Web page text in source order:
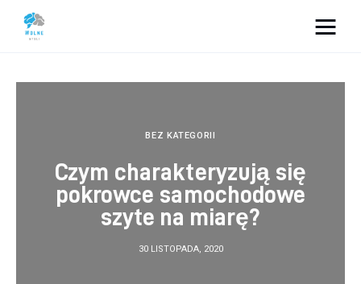
Dom i ogród
Uroda
BEZ KATEGORII
Czym charakteryzują się
pokrowce samochodowe
szyte na miarę?
30 LISTOPADA, 2020